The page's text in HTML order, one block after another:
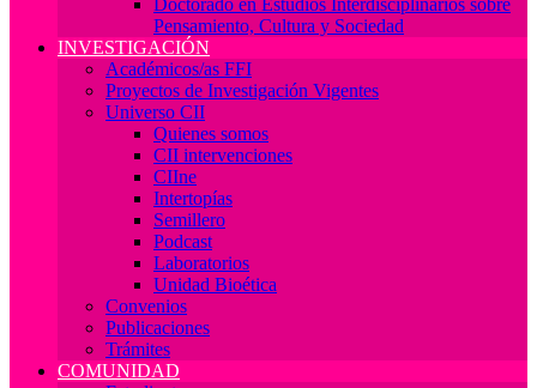
Doctorado en Estudios Interdisciplinarios sobre
Pensamiento, Cultura y Sociedad
INVESTIGACIÓN
Académicos/as FFI
Proyectos de Investigación Vigentes
Universo CII
Quienes somos
CII intervenciones
CIIne
Intertopías
Semillero
Podcast
Laboratorios
Unidad Bioética
Convenios
Publicaciones
Trámites
COMUNIDAD